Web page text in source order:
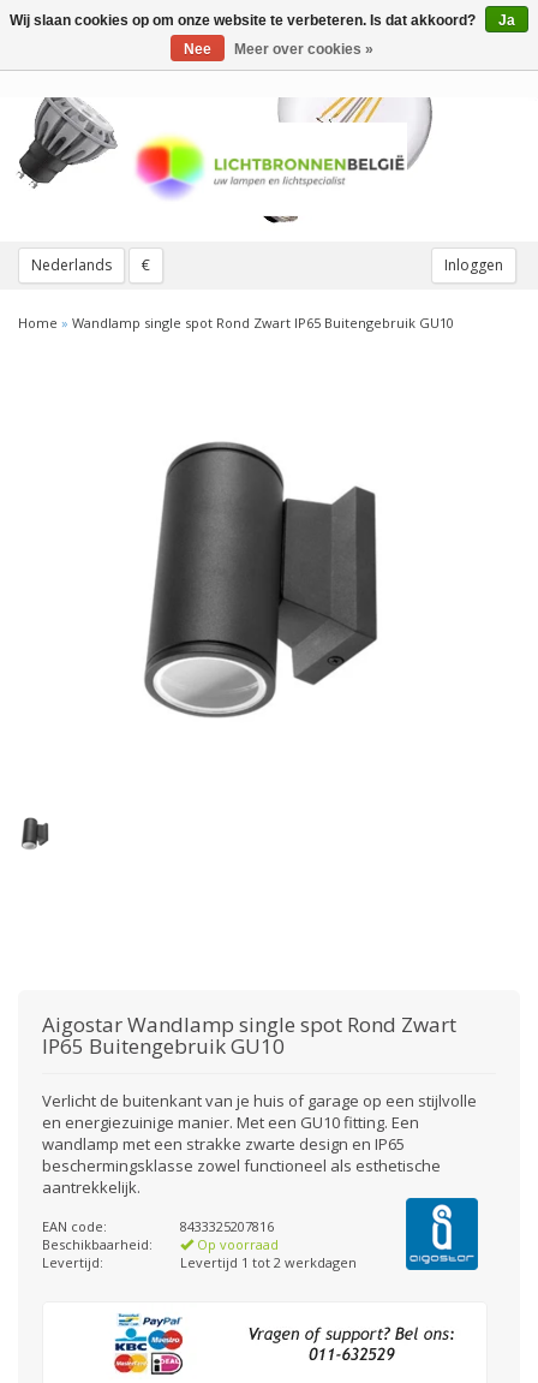
Nederlands € Inloggen
Toggle
Home » Wandlamp single spot Rond Zwart IP65 Buitengebruik GU10
AigostarWandlamp single spot Rond Zwart
IP65 Buitengebruik GU10
Verlicht de buitenkant van je huis of garage op een stijlvolle
en energiezuinige manier. Met een GU10 fitting. Een
wandlamp met een strakke zwarte design en IP65
beschermingsklasse zowel functioneel als esthetische
aantrekkelijk.
EAN code:
8433325207816
Beschikbaarheid:
Op voorraad
Levertijd:
Levertijd 1 tot 2 werkdagen
Wij slaan cookies op om onze website te verbeteren. Is dat akkoord?
Ja
Nee
Meer over cookies »